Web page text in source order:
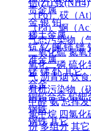
锆(Zr) 铵(NH4)
（Po） 砹（At
（Pa） 锕（Ac
气态污染物（
二氧化硫 氮氧
氧化二磷 硫化
气 沥青烟 饮
有机污染物（
甲醛 氨 总挥
氯甲烷 四氯化
份 多组分 其它
贵金属
金 银 铂
稀土金属
钪 钇 镧 铈 镨
准金属
锗 锑 钋 其它
合金
铜铅合金 铅钯
钢铁
钢铁 其它